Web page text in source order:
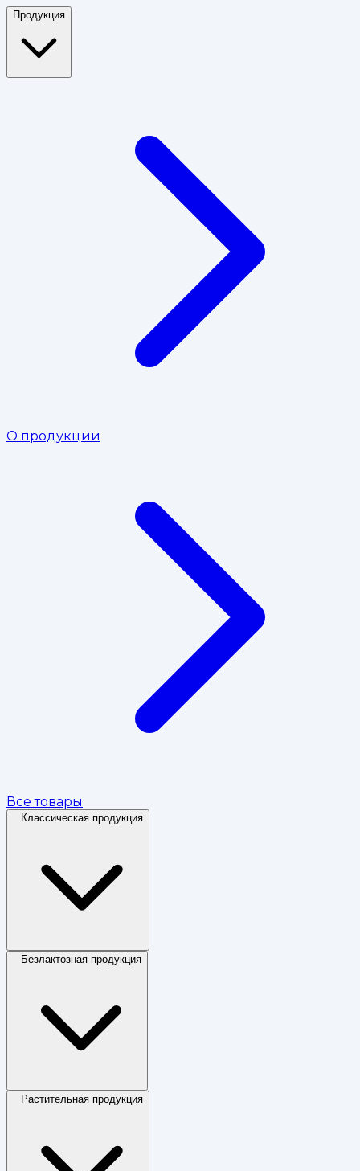
Продукция
О продукции
Все товары
Классическая продукция
Безлактозная продукция
Растительная продукция